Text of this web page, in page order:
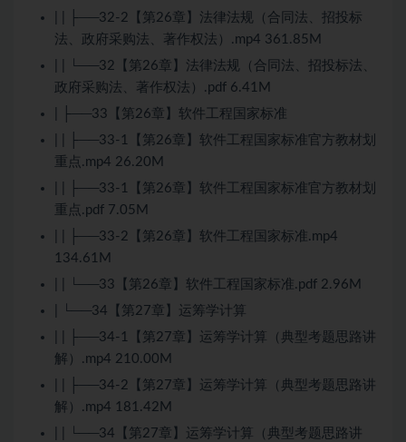
| | ├──32-2【第26章】法律法规（合同法、招投标
法、政府采购法、著作权法）.mp4 361.85M
| | └──32【第26章】法律法规（合同法、招投标法、
政府采购法、著作权法）.pdf 6.41M
| ├──33【第26章】软件工程国家标准
| | ├──33-1【第26章】软件工程国家标准官方教材划
重点.mp4 26.20M
| | ├──33-1【第26章】软件工程国家标准官方教材划
重点.pdf 7.05M
| | ├──33-2【第26章】软件工程国家标准.mp4
134.61M
| | └──33【第26章】软件工程国家标准.pdf 2.96M
| └──34【第27章】运筹学计算
| | ├──34-1【第27章】运筹学计算（典型考题思路讲
解）.mp4 210.00M
| | ├──34-2【第27章】运筹学计算（典型考题思路讲
解）.mp4 181.42M
| | └──34【第27章】运筹学计算（典型考题思路讲